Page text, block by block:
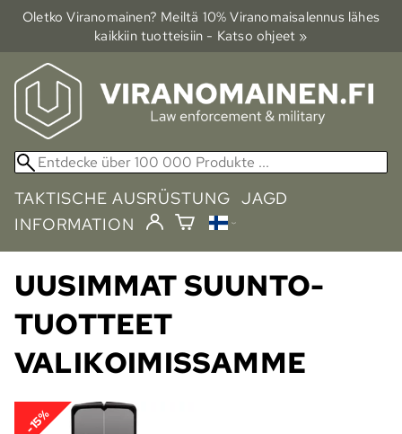
Oletko Viranomainen? Meiltä 10% Viranomais­alennus lähes
kaikkiin tuotteisiin - Katso ohjeet »
TAKTISCHE AUSRÜSTUNG JAGD
INFORMATION
UUSIMMAT SUUNTO-
TUOTTEET
VALIKOIMISSAMME
-15%